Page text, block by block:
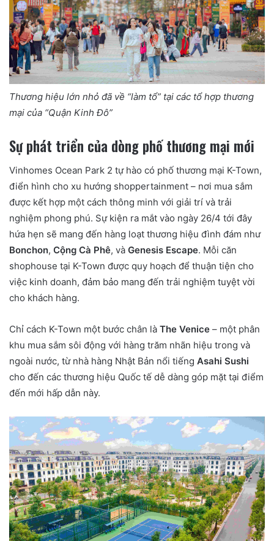
Thương hiệu lớn nhỏ đã về “làm tổ” tại các tổ hợp thương
mại của “Quận Kinh Đô”
Sự phát triển của dòng phố thương mại mới
Vinhomes Ocean Park 2 tự hào có phố thương mại K-Town,
điển hình cho xu hướng shoppertainment – nơi mua sắm
được kết hợp một cách thông minh với giải trí và trải
nghiệm phong phú. Sự kiện ra mắt vào ngày 26/4 tới đây
hứa hẹn sẽ mang đến hàng loạt thương hiệu đình đám như
Bonchon, Cộng Cà Phê, và Genesis Escape. Mỗi căn
shophouse tại K-Town được quy hoạch để thuận tiện cho
việc kinh doanh, đảm bảo mang đến trải nghiệm tuyệt vời
cho khách hàng.
Chỉ cách K-Town một bước chân là The Venice – một phân
khu mua sắm sôi động với hàng trăm nhãn hiệu trong và
ngoài nước, từ nhà hàng Nhật Bản nổi tiếng Asahi Sushi
cho đến các thương hiệu Quốc tế dễ dàng góp mặt tại điểm
đến mới hấp dẫn này.